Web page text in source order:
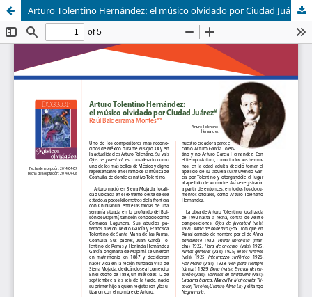
Arturo Tolentino Hernández: el músico olvidado por Ciudad Juárez